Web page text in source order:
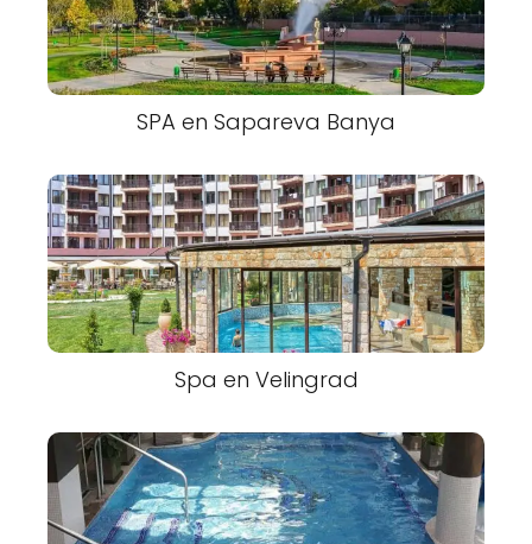
SPA en Sapareva Banya
Spa en Velingrad